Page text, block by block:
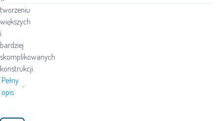
tworzeniu
większych
i
bardziej
skomplikowanych
konstrukcji.
Pełny
opis